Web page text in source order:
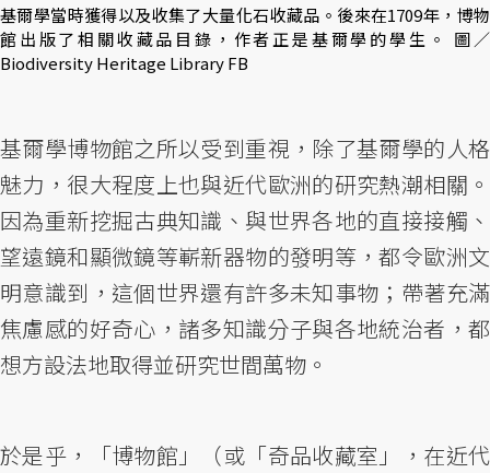
基爾學當時獲得以及收集了大量化石收藏品。後來在1709年，博物
館出版了相關收藏品目錄，作者正是基爾學的學生。 圖／
Biodiversity Heritage Library FB
基爾學博物館之所以受到重視，除了基爾學的人格
魅力，很大程度上也與近代歐洲的研究熱潮相關。
因為重新挖掘古典知識、與世界各地的直接接觸、
望遠鏡和顯微鏡等嶄新器物的發明等，都令歐洲文
明意識到，這個世界還有許多未知事物；帶著充滿
焦慮感的好奇心，諸多知識分子與各地統治者，都
想方設法地取得並研究世間萬物。
於是乎，「博物館」（或「奇品收藏室」，在近代